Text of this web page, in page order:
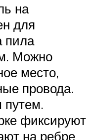
на
для
пила
Можно
место,
провода.
путем.
фиксируют
на ребре